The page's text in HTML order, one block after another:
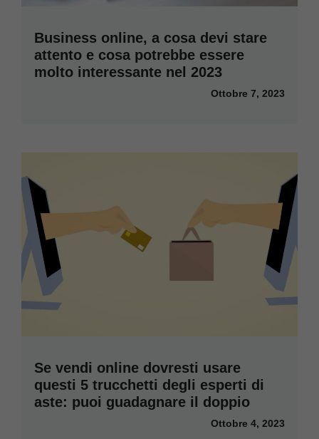
Business online, a cosa devi stare
attento e cosa potrebbe essere
molto interessante nel 2023
Ottobre 7, 2023
Se vendi online dovresti usare
questi 5 trucchetti degli esperti di
aste: puoi guadagnare il doppio
Ottobre 4, 2023